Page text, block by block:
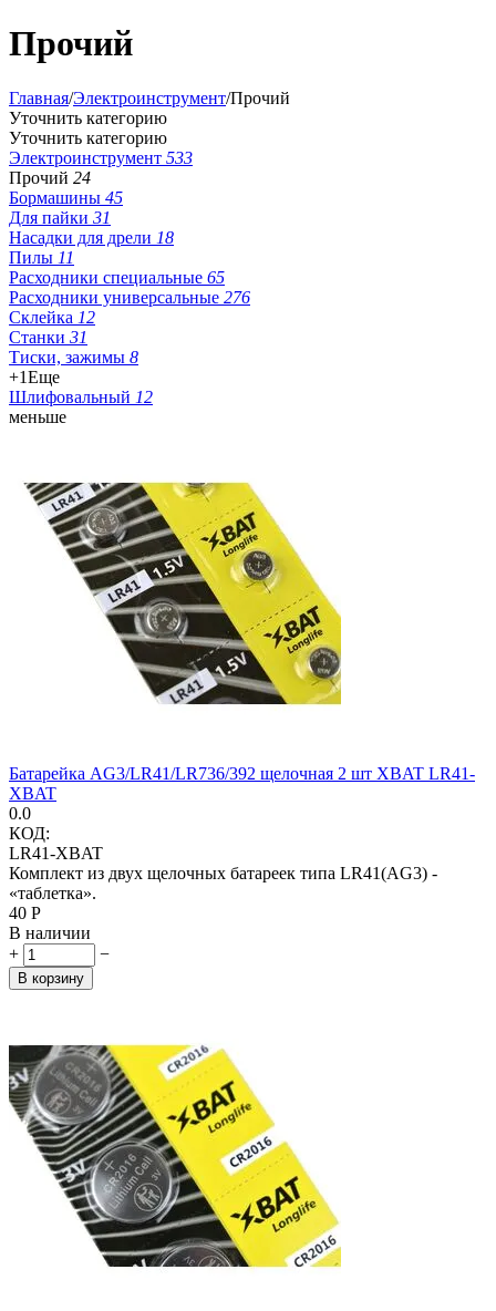
Прочий
Главная/Электроинструмент/Прочий
Уточнить категорию
Уточнить категорию
Электроинструмент 533
Прочий 24
Бормашины 45
Для пайки 31
Насадки для дрели 18
Пилы 11
Расходники специальные 65
Расходники универсальные 276
Склейка 12
Станки 31
Тиски, зажимы 8
+1Еще
Шлифовальный 12
меньше
Батарейка AG3/LR41/LR736/392 щелочная 2 шт XBAT LR41-
XBAT
0.0
КОД:
LR41-XBAT
Комплект из двух щелочных батареек типа LR41(AG3) -
«таблетка».
‍40‍ Р
В наличии
+
−
В корзину